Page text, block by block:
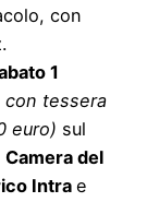
con
1
con tessera
euro) sul
Camera del
Intrae